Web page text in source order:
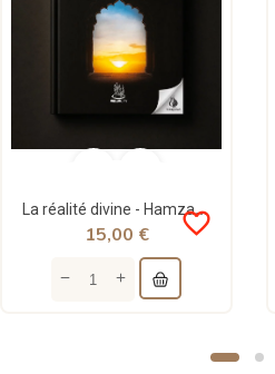
La réalité divine - Hamza Andreas Tzorzis - Muslimcity
favorite_border
15,00 €